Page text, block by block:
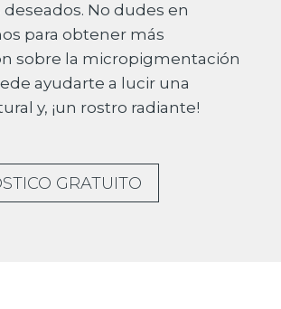
No dudes en
para obtener más
sobre la micropigmentación
ayudarte a lucir una
y, ¡un rostro radiante!
GRATUITO